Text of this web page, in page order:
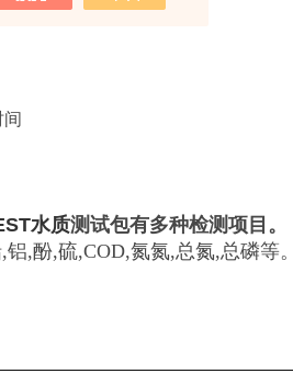
水质测试包有多种检测项目。
,酚,硫,COD,氮氮,总氮,总磷等。